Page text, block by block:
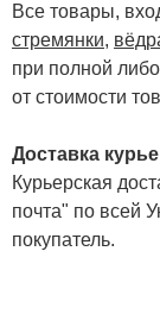
Все товары,
стремянки,
при полной
от стоимости
Доставка
Курьерская
почта" по всей
покупатель.